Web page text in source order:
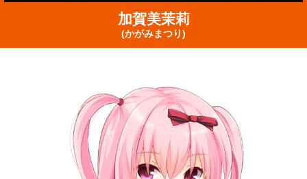
加賀美茉莉
(かがみまつり)